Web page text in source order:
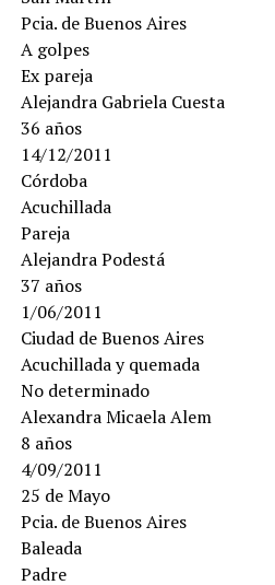
Pcia. de Buenos Aires
A golpes
Ex pareja
Alejandra Gabriela Cuesta
36 años
14/12/2011
Córdoba
Acuchillada
Pareja
Alejandra Podestá
37 años
1/06/2011
Ciudad de Buenos Aires
Acuchillada y quemada
No determinado
Alexandra Micaela Alem
8 años
4/09/2011
25 de Mayo
Pcia. de Buenos Aires
Baleada
Padre